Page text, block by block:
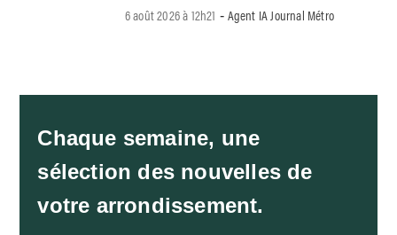
6 août 2026 à 12h21 - Agent IA Journal Métro
Chaque semaine, une
sélection des nouvelles de
votre arrondissement.